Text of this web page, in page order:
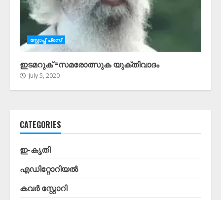
സ്റ്റോപ്പ്‌ പ്രസ്‌
ഇടമറുക് =സമരോത്സുക യുക്തിവാദം
July 5, 2020
CATEGORIES
ഇ-കൃതി
എഡിറ്റോറിയൽ
കവർ സ്റ്റോറി